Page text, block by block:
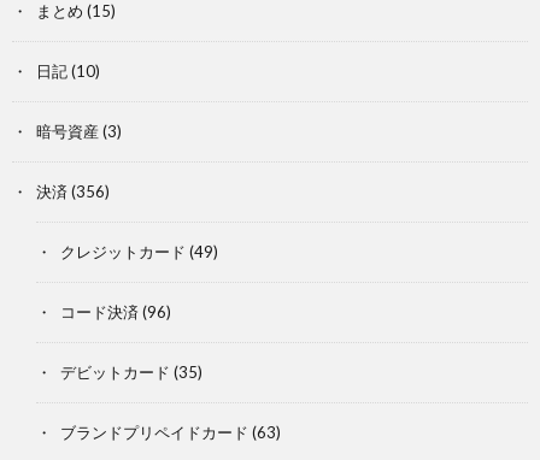
まとめ (15)
日記(10)
暗号資産 (3)
決済 (356)
クレジットカード (49)
コード決済 (96)
デビットカード (35)
ブランドプリペイドカード (63)